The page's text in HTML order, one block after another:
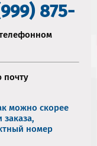
875-
почту
можно скорее
заказа,
номер